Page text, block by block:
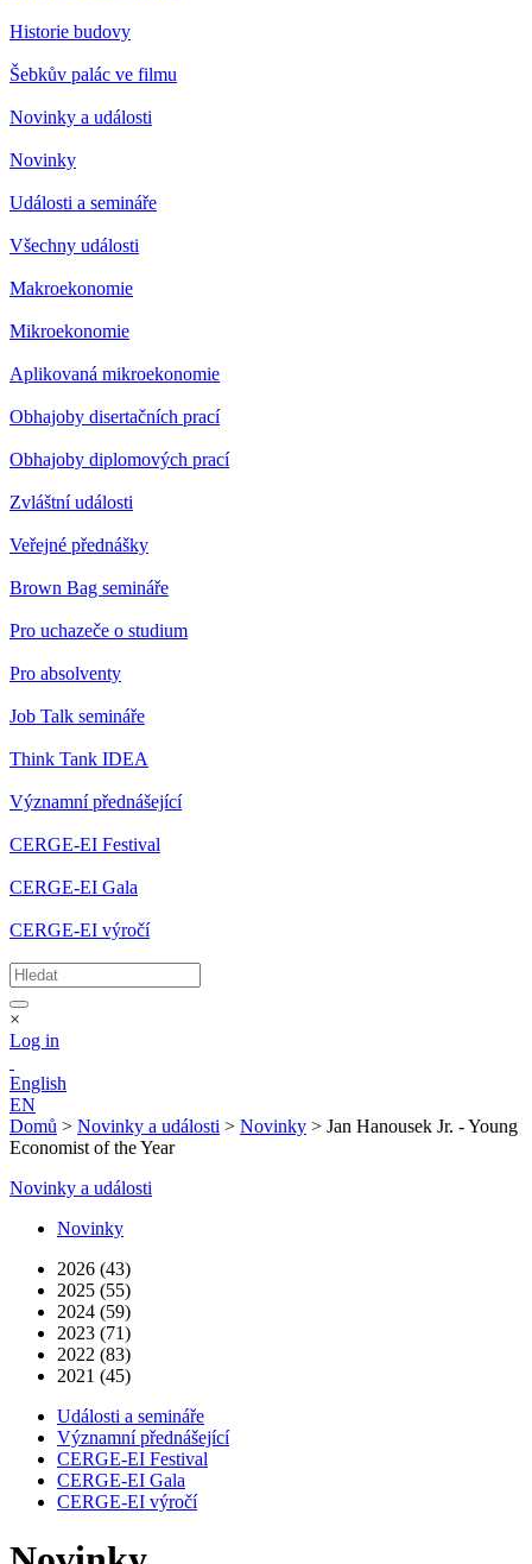
Historie budovy
Šebkův palác ve filmu
Novinky a události
Novinky
Události a semináře
Všechny události
Makroekonomie
Mikroekonomie
Aplikovaná mikroekonomie
Obhajoby disertačních prací
Obhajoby diplomových prací
Zvláštní události
Veřejné přednášky
Brown Bag semináře
Pro uchazeče o studium
Pro absolventy
Job Talk semináře
Think Tank IDEA
Významní přednášející
CERGE-EI Festival
CERGE-EI Gala
CERGE-EI výročí
×
Log in
English
EN
Domů > Novinky a události > Novinky > Jan Hanousek Jr. - Young
Economist of the Year
Novinky a události
Novinky
2026 (43)
2025 (55)
2024 (59)
2023 (71)
2022 (83)
2021 (45)
Události a semináře
Významní přednášející
CERGE-EI Festival
CERGE-EI Gala
CERGE-EI výročí